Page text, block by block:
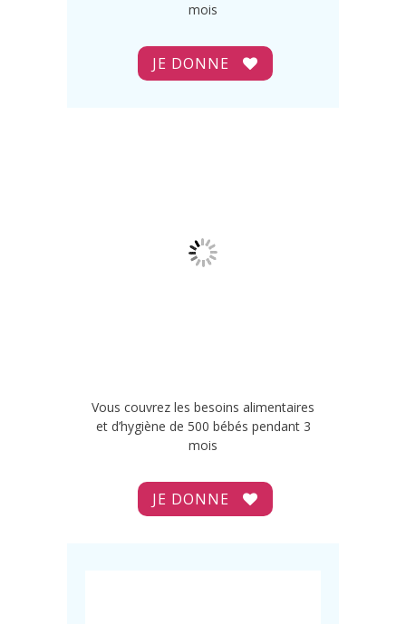
mois
JE DONNE
Vous couvrez les besoins alimentaires
et d’hygiène de 500 bébés pendant 3
mois
JE DONNE